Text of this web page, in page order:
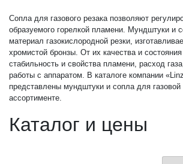
Сопла для газового резака позволяют
образуемого горелкой пламени. Мундштуки и
материал газокислородной резки,
хромистой бронзы. От их качества и состояния
стабильность и свойства пламени, расход
работы с аппаратом. В каталоге компании
представлены мундштуки и сопла для
ассортименте.
Каталог и цены